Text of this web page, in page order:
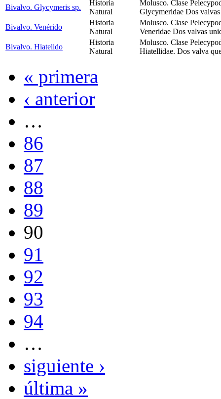
Bivalvo. Glycymeris sp.
Historia
Natural
Molusco. Clase
Glycymeridae Dos
Bivalvo. Venérido
Historia
Natural
Molusco. Clase
Veneridae Dos valvas
Bivalvo. Hiatelido
Historia
Natural
Molusco. Clase
Hiatellidae. Dos valva
« primera
‹ anterior
…
86
87
88
89
90
91
92
93
94
…
siguiente ›
última »